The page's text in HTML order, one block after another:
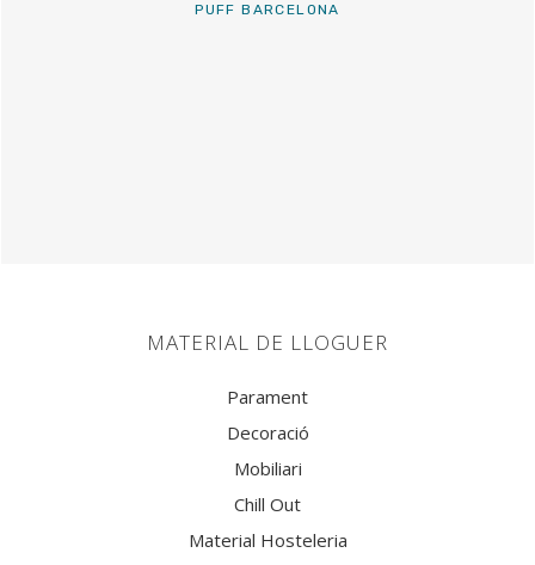
PUFF BARCELONA
MATERIAL DE LLOGUER
Parament
Decoració
Mobiliari
Chill Out
Material Hosteleria